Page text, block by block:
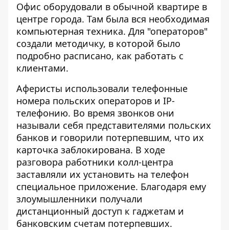
Офис оборудовали в обычной квартире в
центре города. Там была вся необходимая
компьютерная техника. Для "операторов"
создали методичку, в которой было
подробно расписано, как работать с
клиентами.
Аферисты использовали телефонные
номера польских операторов и IP-
телефонию. Во время звонков они
называли себя представителями польских
банков и говорили потерпевшим, что их
карточка заблокирована. В ходе
разговора работники колл-центра
заставляли их установить на телефон
специальное приложение. Благодаря ему
злоумышленники получали
дистанционный доступ к гаджетам и
банковским счетам потерпевших.